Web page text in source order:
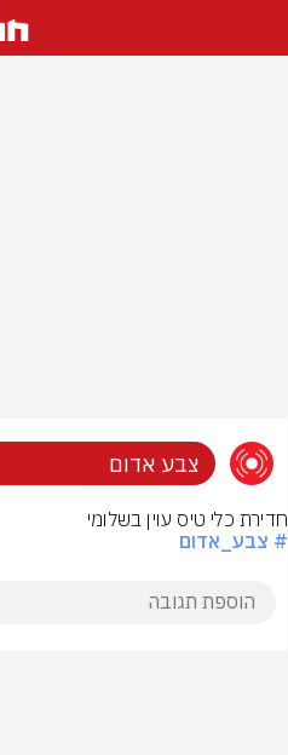
צבע אדום
חדירת כלי טיס עוין בשלומי
# צבע_אדום